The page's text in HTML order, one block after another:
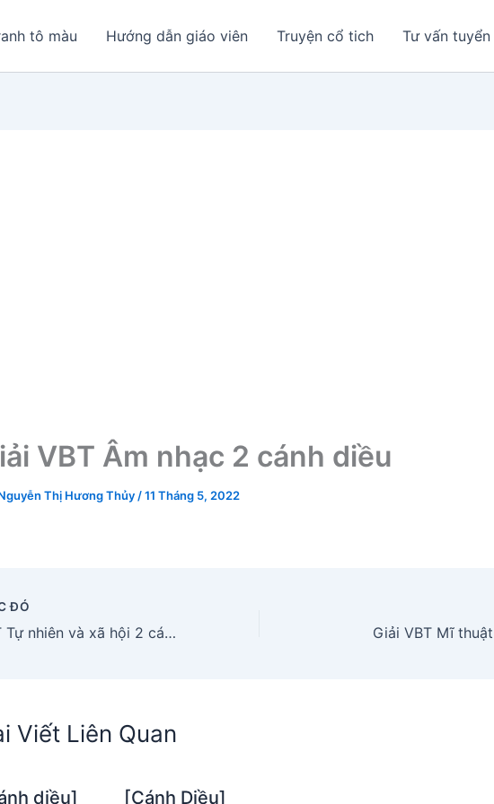
tô màu Hướng dẫn giáo viên Truyện cổ tich Tư vấn tuyển
VBT Âm nhạc 2 cánh diều
Thị Hương Thủy /11 Tháng 5, 2022
ĐÓ
Giải VBT Tự nhiên và xã hội 2 cánh diều Giải VBT Mĩ
Viết Liên Quan
diều] [Cánh Diều]